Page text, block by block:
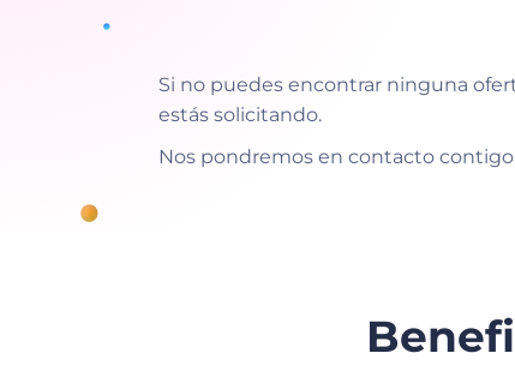
Si no puedes encontrar ninguna
estás solicitando.
Nos pondremos en contacto